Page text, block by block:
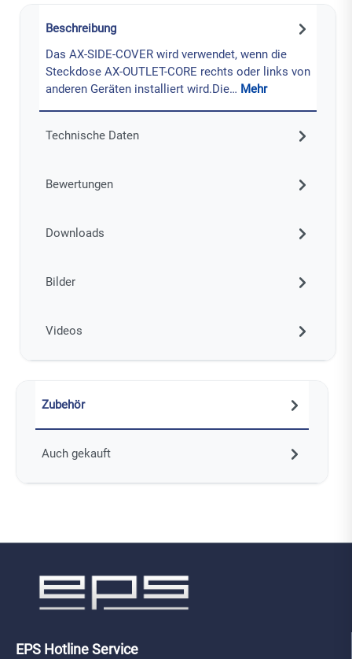
Beschreibung
Das AX-SIDE-COVER wird verwendet, wenn die
Steckdose AX-OUTLET-CORE rechts oder links von
anderen Geräten installiert wird.Die… Mehr
Technische Daten
Bewertungen
Downloads
Bilder
Videos
Zubehör
Auch gekauft
EPS Hotline Service